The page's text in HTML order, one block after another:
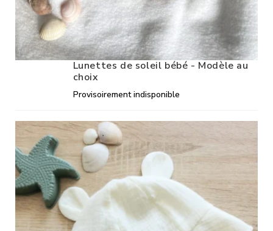
Lunettes de soleil bébé - Modèle au
choix
Provisoirement indisponible